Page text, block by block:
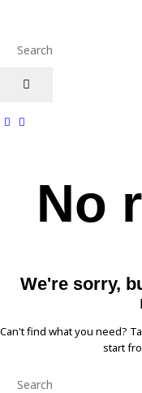
No
We're sorry,
Can't find what you need?
start